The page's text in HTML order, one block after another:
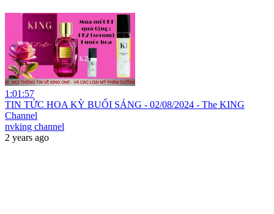
1:01:57
TIN TỨC HOA KỲ BUỔI SÁNG - 02/08/2024 - The KING
Channel
nvking channel
2 years ago